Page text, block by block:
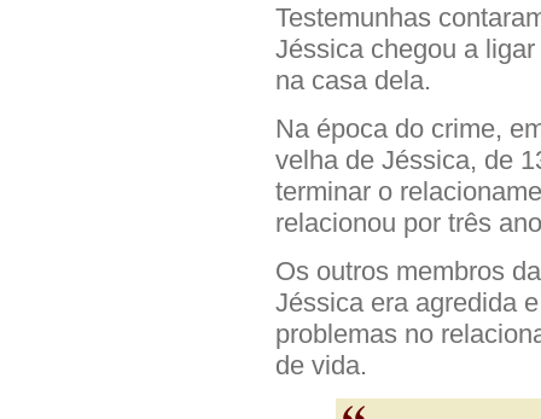
Testemunhas
Jéssica chegou a
na casa dela.
Na época do crime,
velha de Jéssica, de
terminar o
relacionou por três
Os outros membros
Jéssica era agredida
problemas no
de vida.